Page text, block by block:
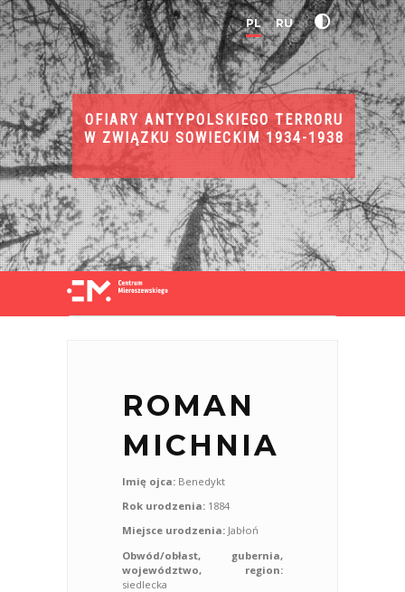
PL RU
OFIARY ANTYPOLSKIEGO TERRORU
W ZWIĄZKU SOWIECKIM 1934-1938
ROMAN
MICHNIA
Imię ojca: Benedykt
Rok urodzenia: 1884
Miejsce urodzenia: Jabłoń
Obwód/obłast, gubernia,
województwo, region:
siedlecka